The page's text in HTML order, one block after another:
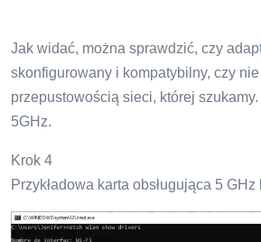
Jak widać, można sprawdzić, czy
skonfigurowany i kompatybilny, czy nie
przepustowością sieci, której
5GHz.
Krok 4
Przykładowa karta obsługująca 5